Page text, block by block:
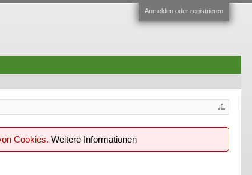
Anmelden oder registrieren
Cookies. Weitere Informationen